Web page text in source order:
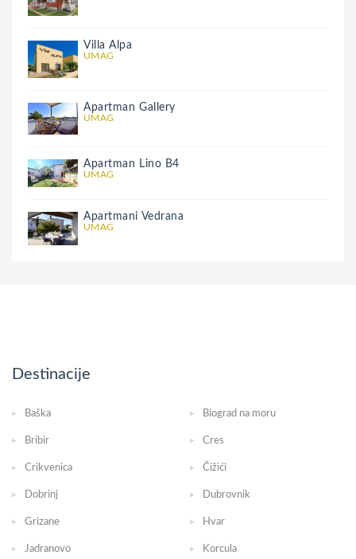
Villa Alpa
UMAG
Apartman Gallery
UMAG
Apartman Lino B4
UMAG
Apartmani Vedrana
UMAG
Destinacije
Baška Biograd na moru
Bribir Cres
Crikvenica Čižići
Dobrinj Dubrovnik
Grizane Hvar
Jadranovo Korcula